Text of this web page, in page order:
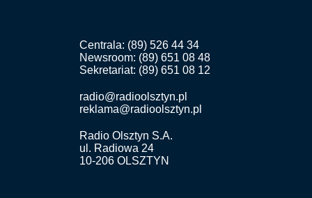
Centrala: (89) 526 44 34
Newsroom: (89) 651 08 48
Sekretariat: (89) 651 08 12
radio@radioolsztyn.pl
reklama@radioolsztyn.pl
Radio Olsztyn S.A.
ul. Radiowa 24
10-206 OLSZTYN